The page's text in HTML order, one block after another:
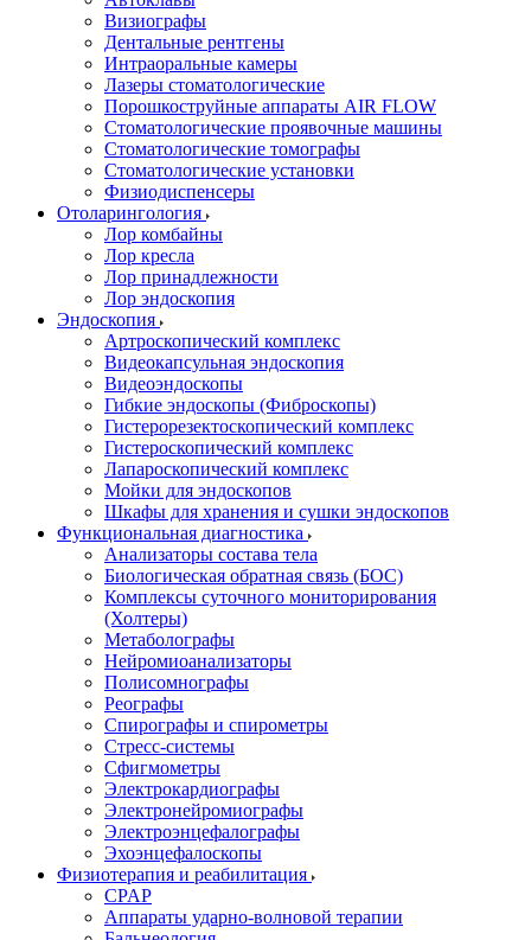
Визиографы
Дентальные рентгены
Интраоральные камеры
Лазеры стоматологические
Порошкоструйные аппараты AIR FLOW
Стоматологические проявочные машины
Стоматологические томографы
Стоматологические установки
Физиодиспенсеры
Отоларингология
Лор комбайны
Лор кресла
Лор принадлежности
Лор эндоскопия
Эндоскопия
Артроскопический комплекс
Видеокапсульная эндоскопия
Видеоэндоскопы
Гибкие эндоскопы (Фиброcкопы)
Гистерорезектоскопический комплекс
Гистероскопический комплекс
Лапароскопический комплекс
Мойки для эндоскопов
Шкафы для хранения и сушки эндоскопов
Функциональная диагностика
Анализаторы состава тела
Биологическая обратная связь (БОС)
Комплексы суточного мониторирования
(Холтеры)
Метаболографы
Нейромиоанализаторы
Полисомнографы
Реографы
Спирографы и спирометры
Стресс-системы
Сфигмометры
Электрокардиографы
Электронейромиографы
Электроэнцефалографы
Эхоэнцефалоскопы
Физиотерапия и реабилитация
CPAP
Аппараты ударно-волновой терапии